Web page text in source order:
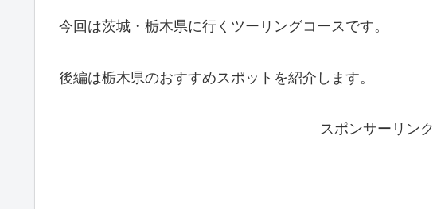
今回は茨城・栃木県に行くツーリングコースです。
後編は栃木県のおすすめスポットを紹介します。
スポンサーリンク